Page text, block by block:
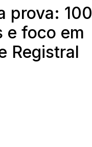
prova: 100
e foco em
Registral